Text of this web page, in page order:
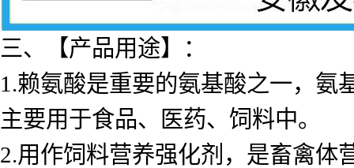
三、【产品用途】：
1.赖氨酸是重要的氨基酸之一，氨
主要用于食品、医药、饲料中。
2.用作饲料营养强化剂，是畜禽体